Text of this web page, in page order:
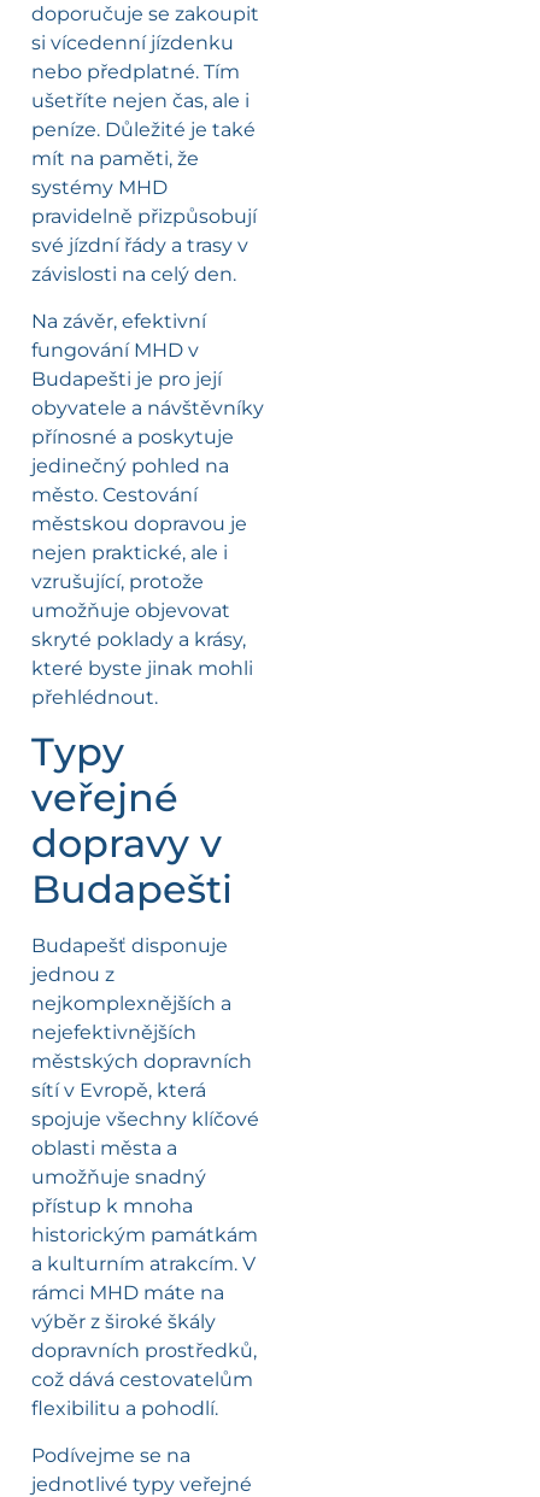
doporučuje se zakoupit
si vícedenní jízdenku
nebo předplatné. Tím
ušetříte nejen čas, ale i
peníze. Důležité je také
mít na paměti, že
systémy MHD
pravidelně přizpůsobují
své jízdní řády a trasy v
závislosti na celý den.
Na závěr, efektivní
fungování MHD v
Budapešti je pro její
obyvatele a návštěvníky
přínosné a poskytuje
jedinečný pohled na
město. Cestování
městskou dopravou je
nejen praktické, ale i
vzrušující, protože
umožňuje objevovat
skryté poklady a krásy,
které byste jinak mohli
přehlédnout.
Typy
veřejné
dopravy v
Budapešti
Budapešť disponuje
jednou z
nejkomplexnějších a
nejefektivnějších
městských dopravních
sítí v Evropě, která
spojuje všechny klíčové
oblasti města a
umožňuje snadný
přístup k mnoha
historickým památkám
a kulturním atrakcím. V
rámci MHD máte na
výběr z široké škály
dopravních prostředků,
což dává cestovatelům
flexibilitu a pohodlí.
Podívejme se na
jednotlivé typy veřejné